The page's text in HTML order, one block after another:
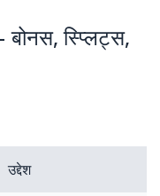
बोनस, स्प्लिट्स,
उद्देश